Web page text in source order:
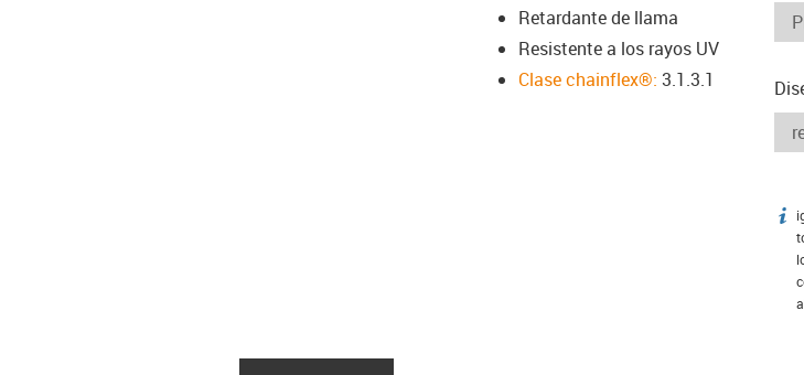
Retardante de llama
Resistente a los rayos UV
Clase chainflex®: 3.1.3.1